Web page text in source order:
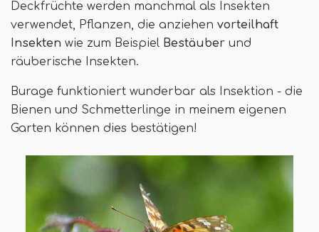
Deckfrüchte werden manchmal als Insekten
verwendet, Pflanzen, die anziehen vorteilhaft
Insekten wie zum Beispiel Bestäuber und
räuberische Insekten.
Burage funktioniert wunderbar als Insektion - die
Bienen und Schmetterlinge in meinem eigenen
Garten können dies bestätigen!